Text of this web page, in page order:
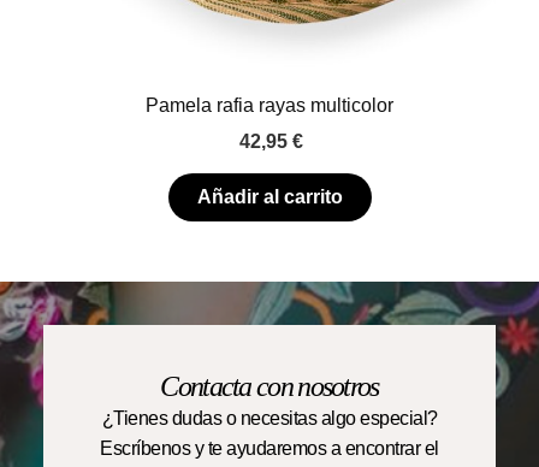
Pamela rafia rayas multicolor
42,95 €
Añadir al carrito
Contacta con nosotros
¿Tienes dudas o necesitas algo especial?
Escríbenos y te ayudaremos a encontrar el